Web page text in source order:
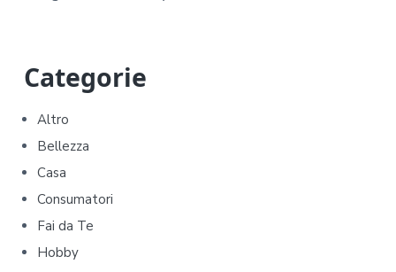
P
r
i
m
a
r
Categorie
Altro
Bellezza
Casa
Consumatori
Fai da Te
Hobby